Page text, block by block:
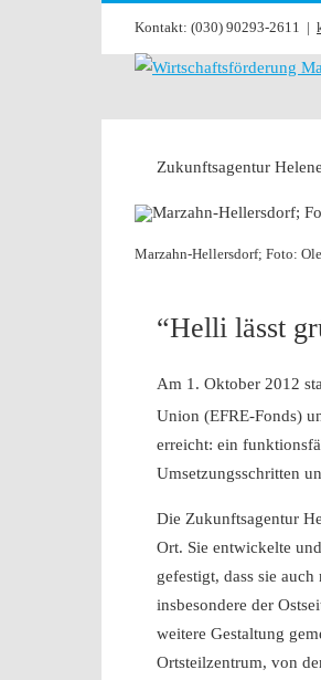
Kontakt: (030) 90293-2611 |
Zukunftsagentur
Marzahn-Hellersdorf; Foto:
“Helli lässt
Am 1. Oktober 2012
Union (EFRE-Fonds)
erreicht: ein
Umsetzungsschritten
Die Zukunftsagentur
Ort. Sie entwickelte
gefestigt, dass sie
insbesondere der
weitere Gestaltung
Ortsteilzentrum, von